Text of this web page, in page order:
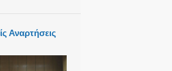
Αναρτήσεις